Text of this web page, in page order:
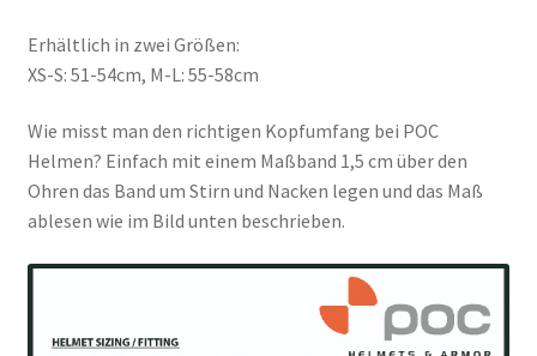
Erhältlich in zwei Größen:
XS-S: 51-54cm, M-L: 55-58cm
Wie misst man den richtigen Kopfumfang bei POC
Helmen? Einfach mit einem Maßband 1,5 cm über den
Ohren das Band um Stirn und Nacken legen und das Maß
ablesen wie im Bild unten beschrieben.